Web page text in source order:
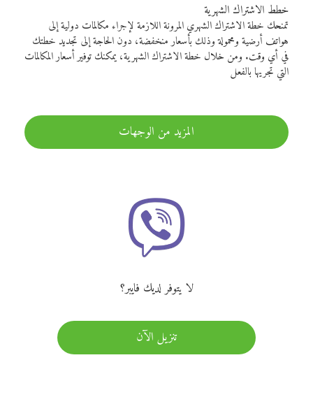
خطط الاشتراك الشهرية
تمنحك خطة الاشتراك الشهري المرونة اللازمة لإجراء مكالمات دولية إلى
هواتف أرضية ومحمولة وذلك بأسعار منخفضة، دون الحاجة إلى تجديد خطتك
في أي وقت. ومن خلال خطة الاشتراك الشهرية، يمكنك توفير أسعار المكالمات
التي تجريها بالفعل
المزيد من الوجهات
لا يتوفر لديك فايبر؟
تنزيل الآن